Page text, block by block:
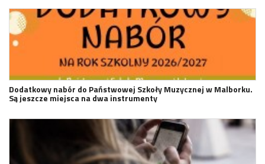
Dodatkowy nabór do Państwowej Szkoły Muzycznej w Malborku.
Są jeszcze miejsca na dwa instrumenty